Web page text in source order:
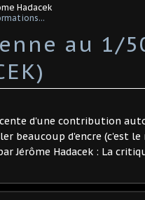
Hadacek
au 1/
d'une contribution
beaucoup d'encre (c'est le
Jérôme Hadacek : La